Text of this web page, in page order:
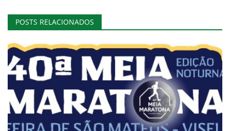
POSTS RELACIONADOS